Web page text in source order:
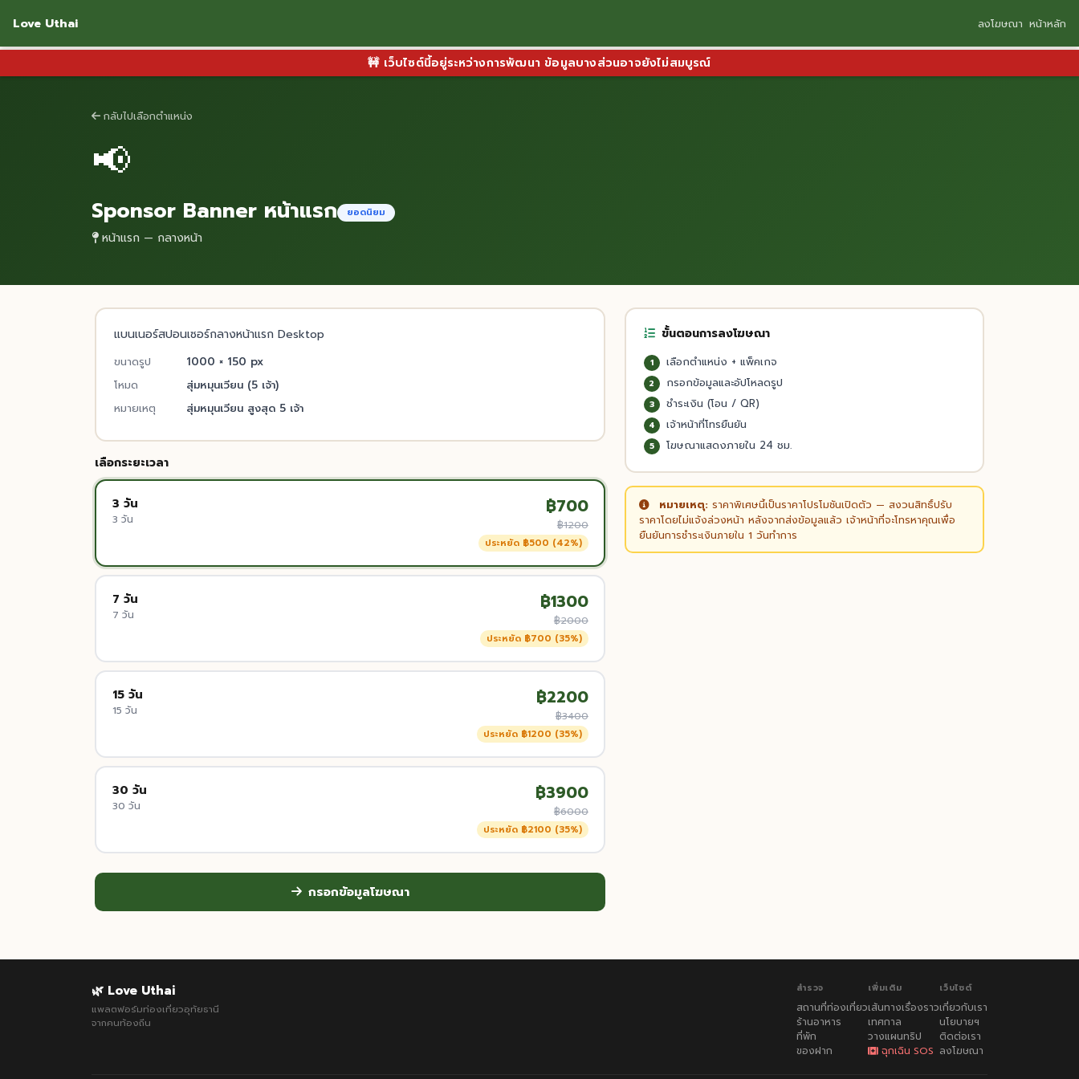
🚧 เว็บไซต์นี้อยู่ระหว่างการพัฒนา ข้อมูลบางส่วนอาจยังไม่สมบูรณ์
Love Uthai ลงโฆษณา หน้าหลัก
กลับไปเลือกตำแหน่ง
📢
Sponsor Banner หน้าแรก ยอดนิยม
หน้าแรก — กลางหน้า
แบนเนอร์สปอนเซอร์กลางหน้าแรก Desktop
ขนาดรูป
1000 × 150 px
โหมด
สุ่มหมุนเวียน (5 เจ้า)
หมายเหตุ
สุ่มหมุนเวียน สูงสุด 5 เจ้า
เลือกระยะเวลา
3 วัน
3 วัน
฿700
฿1200
ประหยัด ฿500 (42%)
7 วัน
7 วัน
฿1300
฿2000
ประหยัด ฿700 (35%)
15 วัน
15 วัน
฿2200
฿3400
ประหยัด ฿1200 (35%)
30 วัน
30 วัน
฿3900
฿6000
ประหยัด ฿2100 (35%)
กรอกข้อมูลโฆษณา
ขั้นตอนการลงโฆษณา
1 เลือกตำแหน่ง + แพ็คเกจ
2 กรอกข้อมูลและอัปโหลดรูป
3 ชำระเงิน (โอน / QR)
4 เจ้าหน้าที่โทรยืนยัน
5 โฆษณาแสดงภายใน 24 ชม.
หมายเหตุ:ราคาพิเศษนี้เป็นราคาโปรโมชันเปิดตัว — สงวนสิทธิ์ปรับ
ราคาโดยไม่แจ้งล่วงหน้า หลังจากส่งข้อมูลแล้ว เจ้าหน้าที่จะโทรหาคุณเพื่อ
ยืนยันการชำระเงินภายใน 1 วันทำการ
🌿 Love Uthai
แพลตฟอร์มท่องเที่ยวอุทัยธานี
จากคนท้องถิ่น
สำรวจ
สถานที่ท่องเที่ยว
ร้านอาหาร
ที่พัก
ของฝาก
เพิ่มเติม
เส้นทางเรื่องราว
เทศกาล
วางแผนทริป
ฉุกเฉิน SOS
เว็บไซต์
เกี่ยวกับเรา
นโยบายฯ
ติดต่อเรา
ลงโฆษณา